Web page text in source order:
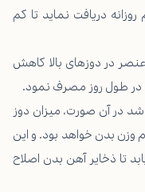
۳۰ تا ۱۲۰ میلی گرم روزانه دریافت نماید تا کم
در دوزهای بالا کاهش
در طول روز مصرف نمود.
در آن صورت، میزان دوز
کیلوگرم وزن بدن خواهد بود. و این
۲ تا ۳ ماه ادامه یابد تا ذخایر آهن بدن اصلاح